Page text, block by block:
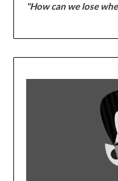
"How can we lose